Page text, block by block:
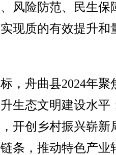
风险防范、民生保
现质的有效提升和
舟曲县2024年聚
生态文明建设水平
开创乡村振兴崭新
条，推动特色产业